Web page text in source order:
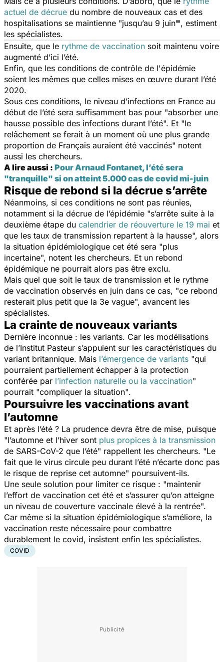
actuel de décrue du nombre de nouveaux cas et des
hospitalisations se maintienne "jusqu’au 9 juin", estiment
les spécialistes.
Ensuite, que le rythme de vaccination soit maintenu voire
augmenté d’ici l’été.
Enfin, que les conditions de contrôle de l'épidémie
soient les mêmes que celles mises en œuvre durant l’été
2020.
Sous ces conditions, le niveau d’infections en France au
début de l’été sera suffisamment bas pour "absorber une
hausse possible des infections durant l’été". Et "le
relâchement se ferait à un moment où une plus grande
proportion de Français auraient été vaccinés" notent
aussi les chercheurs.
A lire aussi : Pour Arnaud Fontanet, l’été sera
"tranquille" si on atteint 5.000 cas de covid mi-juin
Risque de rebond si la décrue s’arrête
Néanmoins, si ces conditions ne sont pas réunies,
notamment si la décrue de l’épidémie "s’arrête suite à la
deuxième étape du calendrier de réouverture le 19 mai et
que les taux de transmission repartent à la hausse", alors
la situation épidémiologique cet été sera "plus
incertaine", notent les chercheurs. Et un rebond
épidémique ne pourrait alors pas être exclu.
Mais quel que soit le taux de transmission et le rythme
de vaccination observés en juin dans ce cas, "ce rebond
resterait plus petit que la 3e vague", avancent les
spécialistes.
La crainte de nouveaux variants
Dernière inconnue : les variants. Car les modélisations
de l’Institut Pasteur s’appuient sur les caractéristiques du
variant britannique. Mais l’émergence de variants "qui
pourraient partiellement échapper à la protection
conférée par l’infection naturelle ou la vaccination"
pourrait "compliquer la situation".
Poursuivre les vaccinations avant
l’automne
Et après l’été ? La prudence devra être de mise, puisque
"l’automne et l’hiver sont plus propices à la transmission
de SARS-CoV-2 que l’été" rappellent les chercheurs. "Le
fait que le virus circule peu durant l’été n’écarte donc pas
le risque de reprise cet automne" poursuivent-ils.
Une seule solution pour limiter ce risque : "maintenir
l’effort de vaccination cet été et s’assurer qu’on atteigne
un niveau de couverture vaccinale élevé à la rentrée".
Car même si la situation épidémiologique s’améliore, la
vaccination reste nécessaire pour combattre
durablement le covid, insistent enfin les spécialistes.
COVID